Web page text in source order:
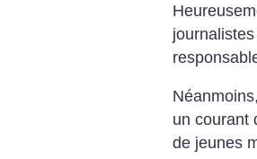
un courant
de jeunes